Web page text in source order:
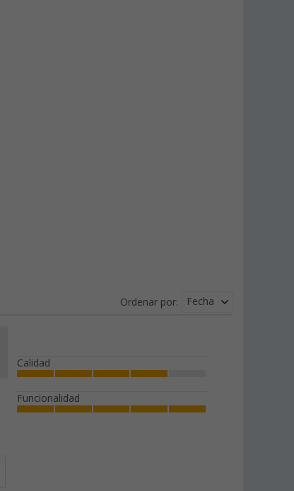
Ordenar por: Fecha
Calidad
Funcionalidad